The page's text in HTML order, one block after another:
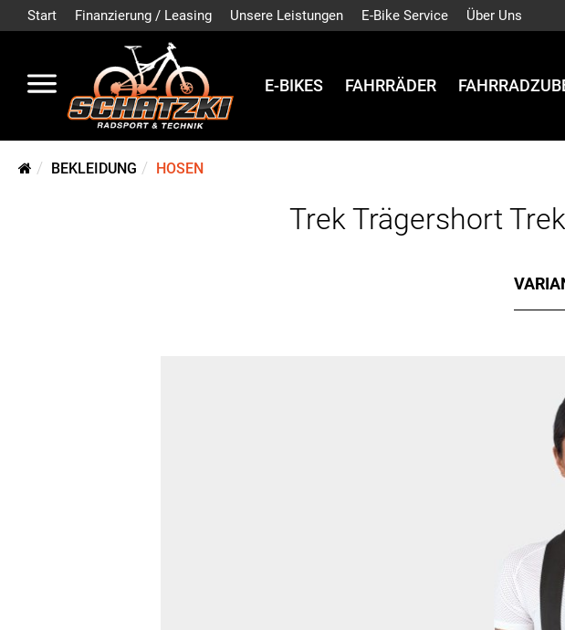
Start Finanzierung / Leasing Unsere Leistungen E-Bike Service Über Uns
E-BIKES FAHRRÄDER
BEKLEIDUNG HOSEN
Trek Trägershort